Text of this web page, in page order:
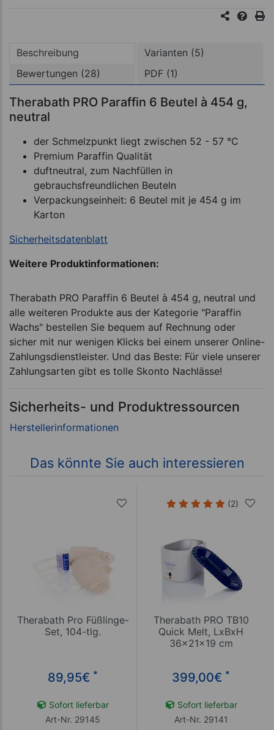
Beschreibung
Varianten (5)
Bewertungen (28)
PDF (1)
Therabath PRO Paraffin 6 Beutel à 454 g,
neutral
der Schmelzpunkt liegt zwischen 52 - 57 °C
Premium Paraffin Qualität
duftneutral, zum Nachfüllen in
gebrauchsfreundlichen Beuteln
Verpackungseinheit: 6 Beutel mit je 454 g im
Karton
Sicherheitsdatenblatt
Weitere Produktinformationen:
Therabath PRO Paraffin 6 Beutel à 454 g, neutral und
alle weiteren Produkte aus der Kategorie "Paraffin
Wachs" bestellen Sie bequem auf Rechnung oder
sicher mit nur wenigen Klicks bei einem unserer Online-
Zahlungsdienstleister. Und das Beste: Für viele unserer
Zahlungsarten gibt es tolle Skonto Nachlässe!
Sicherheits- und Produktressourcen
Das könnte Sie auch interessieren
Therabath Pro Füßlinge-
Set, 104-tlg.
89,95€ *
Sofort lieferbar
Art-Nr. 29145
(2)
Therabath PRO TB10
Quick Melt, LxBxH
36x21x19 cm
399,00€ *
Sofort lieferbar
Art-Nr. 29141